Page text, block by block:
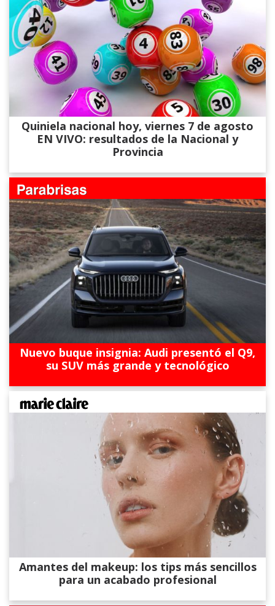
Quiniela nacional hoy, viernes 7 de agosto
EN VIVO: resultados de la Nacional y
Provincia
Nuevo buque insignia: Audi presentó el Q9,
su SUV más grande y tecnológico
Amantes del makeup: los tips más sencillos
para un acabado profesional